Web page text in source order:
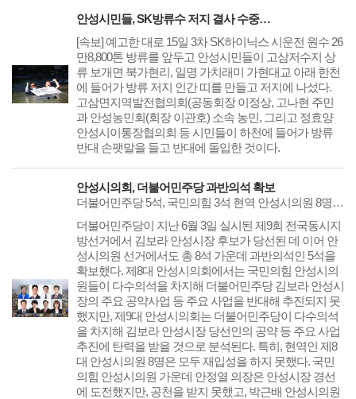
안성시민들, SK방류수 저지 결사 수중투쟁 돌입.. SK방류수 반대 주민들 고삼저수지 상류 하천에 드러누웠다
​​​​​​​[속보] 예고한 대로 15일 3차 SK하이닉스 시운전 원수 26
만8,800톤 방류를 앞두고 안성시민들이 고삼저수지 상
류 보개면 북가현리, 일명 가치래미 가현대교 아래 한천
에 들어가 방류 저지 인간 띠를 만들고 저지에 나섰다.
고삼면지역발전협의회(공동회장 이정상, 고나현 주민
과 안성농민회(회장 이관호) 소속 농민, 그리고 정효양
안성시이통장협의회 등 시민들이 하천에 들어가 방류
반대 손팻말을 들고 반대에 돌입한 것이다.
안성시의회, 더불어민주당 과반의석 확보
더불어민주당 5석, 국민의힘 3석 현역 안성시의원 8명, 안성시의회 재입성 ‘0’
더불어민주당이 지난 6월 3일 실시된 제9회 전국동시지
방선거에서 김보라 안성시장 후보가 당선된 데 이어 안
성시의원 선거에서도 총 8석 가운데 과반의석인 5석을
확보했다. 제8대 안성시의회에서는 국민의힘 안성시의
원들이 다수의석을 차지해 더불어민주당 김보라 안성시
장의 주요 공약사업 등 주요 사업을 반대해 추진되지 못
했지만, 제9대 안성시의회는 더불어민주당이 다수의석
을 차지해 김보라 안성시장 당선인의 공약 등 주요 사업
추진에 탄력을 받을 것으로 분석된다. 특히, 현역인 제8
대 안성시의원 8명은 모두 재입성을 하지 못했다. 국민
의힘 안성시의원 가운데 안정열 의장은 안성시장 경선
에 도전했지만, 공천을 받지 못했고, 박근배 안성시의원